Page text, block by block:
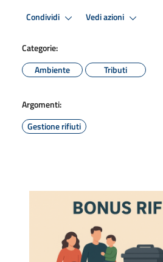
Condividi Vedi azioni
Categorie:
Ambiente
Tributi
Argomenti:
Gestione rifiuti